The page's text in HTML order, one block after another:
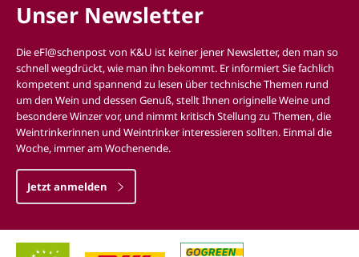
Unser Newsletter
Die eFl@schenpost von K&U ist keiner jener Newsletter, den man so
schnell wegdrückt, wie man ihn bekommt. Er informiert Sie fachlich
kompetent und spannend zu lesen über technische Themen rund
um den Wein und dessen Genuß, stellt Ihnen originelle Weine und
besondere Winzer vor, und nimmt kritisch Stellung zu Themen, die
Weintrinkerinnen und Weintrinker interessieren sollten. Einmal die
Woche, immer am Wochenende.
Jetzt anmelden